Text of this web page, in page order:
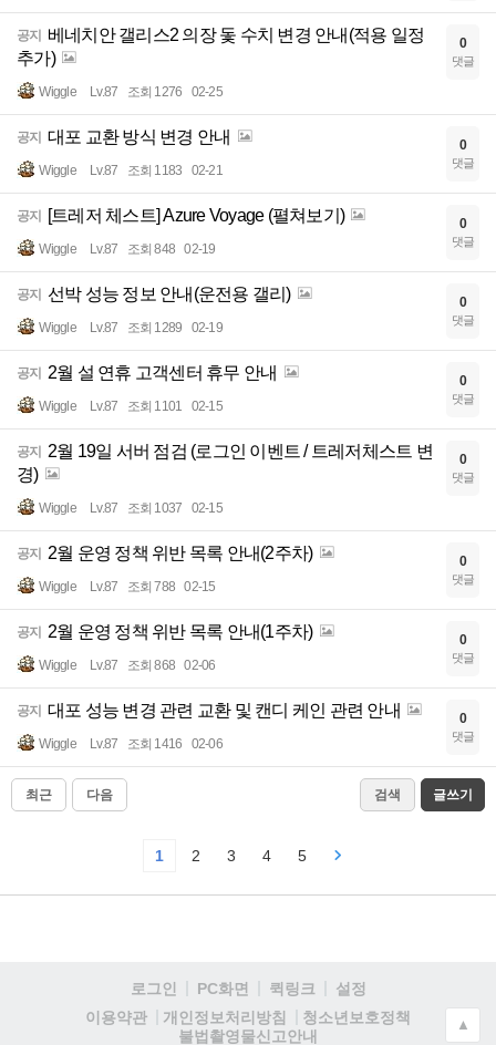
공지
베네치안 갤리스2 의장 돛 수치 변경 안내(적용 일정
추가)
Wiggle Lv.87 조회 1276 02-25
0
댓글
공지 대포 교환 방식 변경 안내
Wiggle Lv.87 조회 1183 02-21
0
댓글
공지 [트레저 체스트] Azure Voyage (펼쳐보기)
Wiggle Lv.87 조회 848 02-19
0
댓글
공지 선박 성능 정보 안내(운전용 갤리)
Wiggle Lv.87 조회 1289 02-19
0
댓글
공지 2월 설 연휴 고객센터 휴무 안내
Wiggle Lv.87 조회 1101 02-15
0
댓글
공지
2월 19일 서버 점검 (로그인 이벤트 / 트레저체스트 변
경)
Wiggle Lv.87 조회 1037 02-15
0
댓글
공지 2월 운영 정책 위반 목록 안내(2주차)
Wiggle Lv.87 조회 788 02-15
0
댓글
공지 2월 운영 정책 위반 목록 안내(1주차)
Wiggle Lv.87 조회 868 02-06
0
댓글
공지 대포 성능 변경 관련 교환 및 캔디 케인 관련 안내
Wiggle Lv.87 조회 1416 02-06
0
댓글
최근 다음 검색 글쓰기
1 2 3 4 5
로그인 PC화면 퀵링크
설정
이용약관
개인정보처리방침
청소년보호정책
불법촬영물신고안내
▲